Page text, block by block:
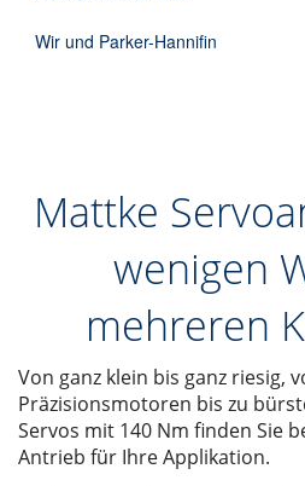
Wir und Parker-Hannifin
Mattke
wenigen
mehreren
Von ganz klein bis ganz riesig,
Präzisionsmotoren bis zu
Servos mit 140 Nm finden Sie
Antrieb für Ihre Applikation.